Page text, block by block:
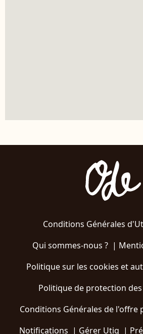
Conditions Générales
Qui sommes-nous ?|
Politique sur les cookies et
Politique de protection
Conditions Générales de l'offre
Notifications | Gérer Utiq |